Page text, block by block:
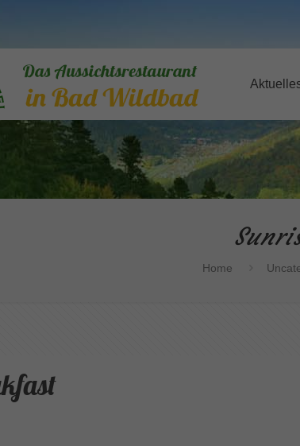
Home